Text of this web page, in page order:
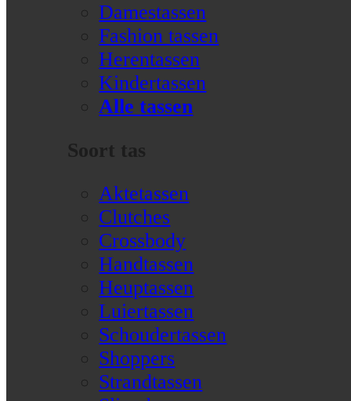
Damestassen
Fashion tassen
Herentassen
Kindertassen
Alle tassen
Soort tas
Aktetassen
Clutches
Crossbody
Handtassen
Heuptassen
Luiertassen
Schoudertassen
Shoppers
Strandtassen